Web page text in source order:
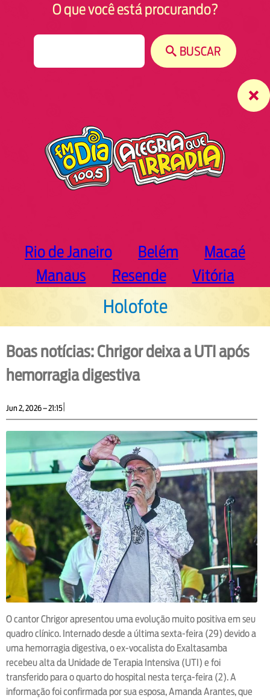
O que você está procurando?
BUSCAR
Rio de Janeiro Belém
Macaé
Manaus
Resende Vitória
Holofote
Boas notícias: Chrigor deixa a UTI após
hemorragia digestiva
Jun 2, 2026 – 21:15
O cantor Chrigor apresentou uma evolução muito positiva em seu
quadro clínico. Internado desde a última sexta-feira (29) devido a
uma hemorragia digestiva, o ex-vocalista do Exaltasamba
recebeu alta da Unidade de Terapia Intensiva (UTI) e foi
transferido para o quarto do hospital nesta terça-feira (2). A
informação foi confirmada por sua esposa, Amanda Arantes, que